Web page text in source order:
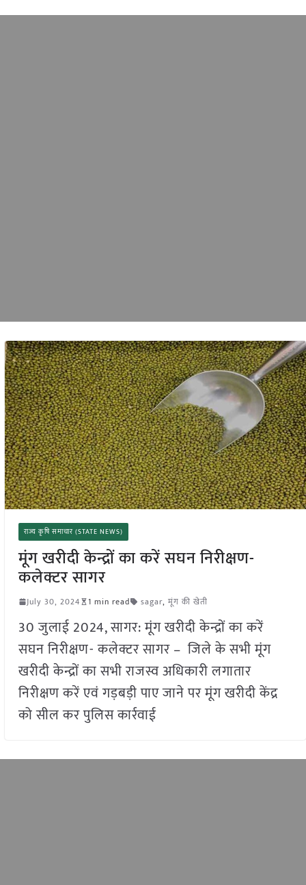
राज्य कृषि समाचार (STATE NEWS)
मूंग खरीदी केन्द्रों का करें सघन निरीक्षण-
कलेक्टर सागर
July 30, 2024 1 min read sagar, मूंग की खेती
30 जुलाई 2024, सागर: मूंग खरीदी केन्द्रों का करें
सघन निरीक्षण- कलेक्टर सागर – जिले के सभी मूंग
खरीदी केन्द्रों का सभी राजस्व अधिकारी लगातार
निरीक्षण करें एवं गड़बड़ी पाए जाने पर मूंग खरीदी केंद्र
को सील कर पुलिस कार्रवाई